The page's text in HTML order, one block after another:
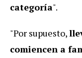
categoría".
"Por supuesto,
comiencen a